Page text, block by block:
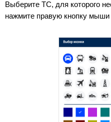
Выберите ТС, для которого
нажмите правую кнопку